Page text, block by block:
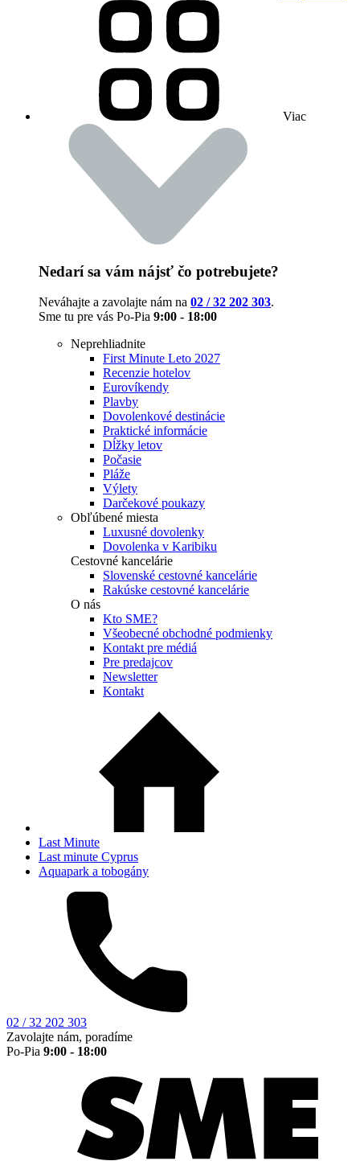
Viac
Nedarí sa vám nájsť čo potrebujete?
Neváhajte a zavolajte nám na 02 / 32 202 303.
Sme tu pre vás Po-Pia 9:00 - 18:00
Neprehliadnite
First Minute Leto 2027
Recenzie hotelov
Eurovíkendy
Plavby
Dovolenkové destinácie
Praktické informácie
Dĺžky letov
Počasie
Pláže
Výlety
Darčekové poukazy
Obľúbené miesta
Luxusné dovolenky
Dovolenka v Karibiku
Cestovné kancelárie
Slovenské cestovné kancelárie
Rakúske cestovné kancelárie
O nás
Kto SME?
Všeobecné obchodné podmienky
Kontakt pre médiá
Pre predajcov
Newsletter
Kontakt
Last Minute
Last minute Cyprus
Aquapark a tobogány
02 / 32 202 303
Zavolajte nám, poradíme
Po-Pia 9:00 - 18:00